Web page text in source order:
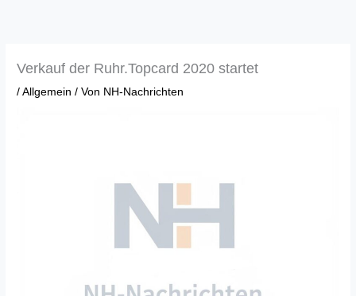
Verkauf der Ruhr.Topcard 2020 startet
/Allgemein / Von NH-Nachrichten